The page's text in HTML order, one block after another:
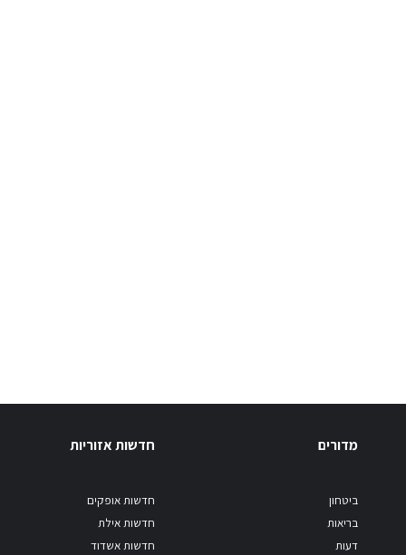
מדורים
ביטחון
בריאות
דעות
חדשות אזוריות
חדשות אופקים
חדשות אילת
חדשות אשדוד